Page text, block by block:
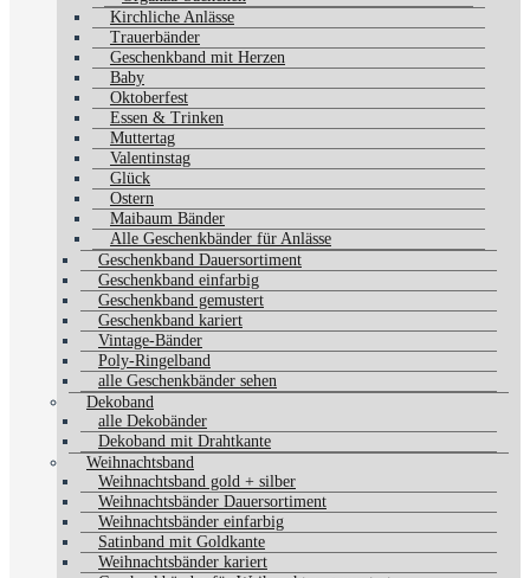
Kirchliche Anlässe
Trauerbänder
Geschenkband mit Herzen
Baby
Oktoberfest
Essen & Trinken
Muttertag
Valentinstag
Glück
Ostern
Maibaum Bänder
Alle Geschenkbänder für Anlässe
Geschenkband Dauersortiment
Geschenkband einfarbig
Geschenkband gemustert
Geschenkband kariert
Vintage-Bänder
Poly-Ringelband
alle Geschenkbänder sehen
Dekoband
alle Dekobänder
Dekoband mit Drahtkante
Weihnachtsband
Weihnachtsband gold + silber
Weihnachtsbänder Dauersortiment
Weihnachtsbänder einfarbig
Satinband mit Goldkante
Weihnachtsbänder kariert